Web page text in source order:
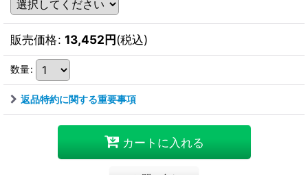
販売価格: 13,452円(税込)
数量:
返品特約に関する重要事項
カートに入れる